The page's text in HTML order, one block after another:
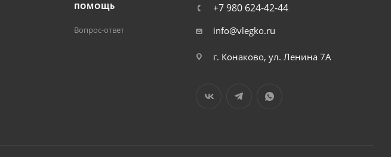
ПОМОЩЬ
Вопрос-ответ
+7 980 624-42-44
info@vlegko.ru
г. Конаково, ул. Ленина 7А